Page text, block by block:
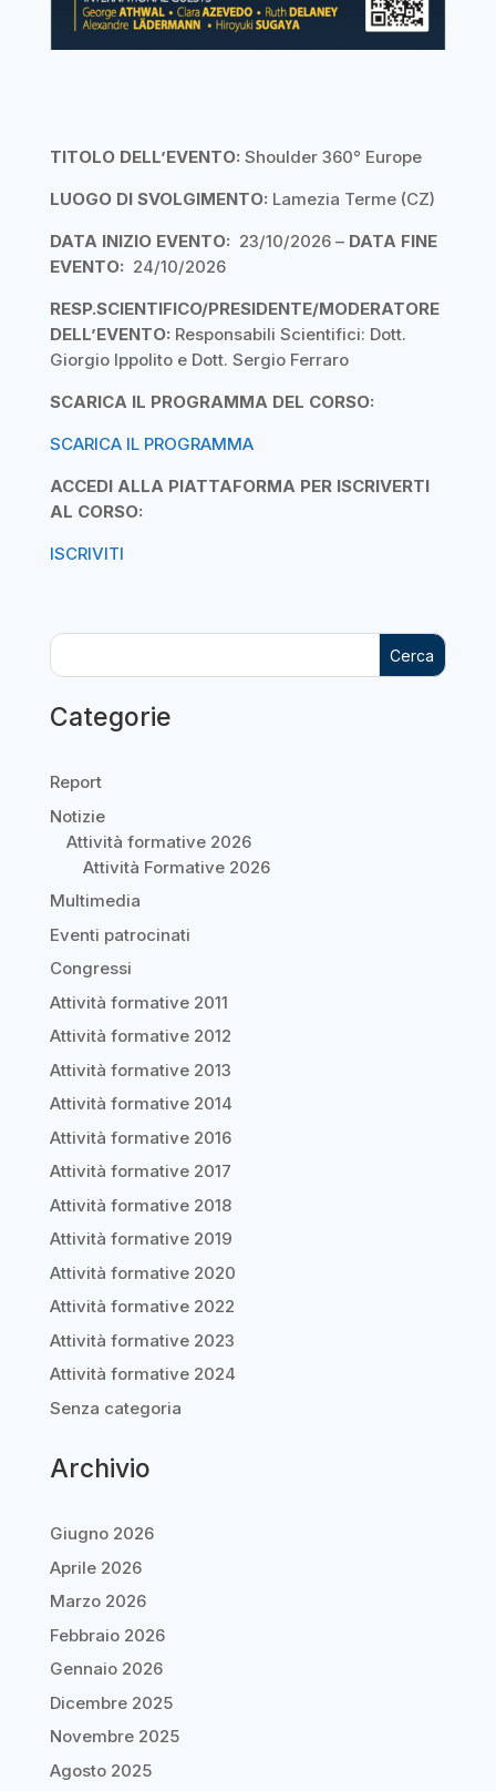
TITOLO DELL’EVENTO: Shoulder 360° Europe
LUOGO DI SVOLGIMENTO: Lamezia Terme (CZ)
DATA INIZIO EVENTO: 23/10/2026 – DATA FINE
EVENTO: 24/10/2026
RESP.SCIENTIFICO/PRESIDENTE/MODERATORE
DELL’EVENTO: Responsabili Scientifici: Dott.
Giorgio Ippolito e Dott. Sergio Ferraro
SCARICA IL PROGRAMMA DEL CORSO:
SCARICA IL PROGRAMMA
ACCEDI ALLA PIATTAFORMA PER ISCRIVERTI
AL CORSO:
ISCRIVITI
Cerca
Categorie
Report
Notizie
Attività formative 2026
Attività Formative 2026
Multimedia
Eventi patrocinati
Congressi
Attività formative 2011
Attività formative 2012
Attività formative 2013
Attività formative 2014
Attività formative 2016
Attività formative 2017
Attività formative 2018
Attività formative 2019
Attività formative 2020
Attività formative 2022
Attività formative 2023
Attività formative 2024
Senza categoria
Archivio
Giugno 2026
Aprile 2026
Marzo 2026
Febbraio 2026
Gennaio 2026
Dicembre 2025
Novembre 2025
Agosto 2025